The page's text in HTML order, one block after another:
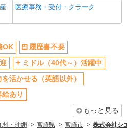
医療事務・受付・クラーク
OK
履歴書不要
ミドル（40代～）活躍中
活かせる（英語以外）
給あり
もっと見る
州・沖縄 宮崎県 宮崎市 株式会社シ